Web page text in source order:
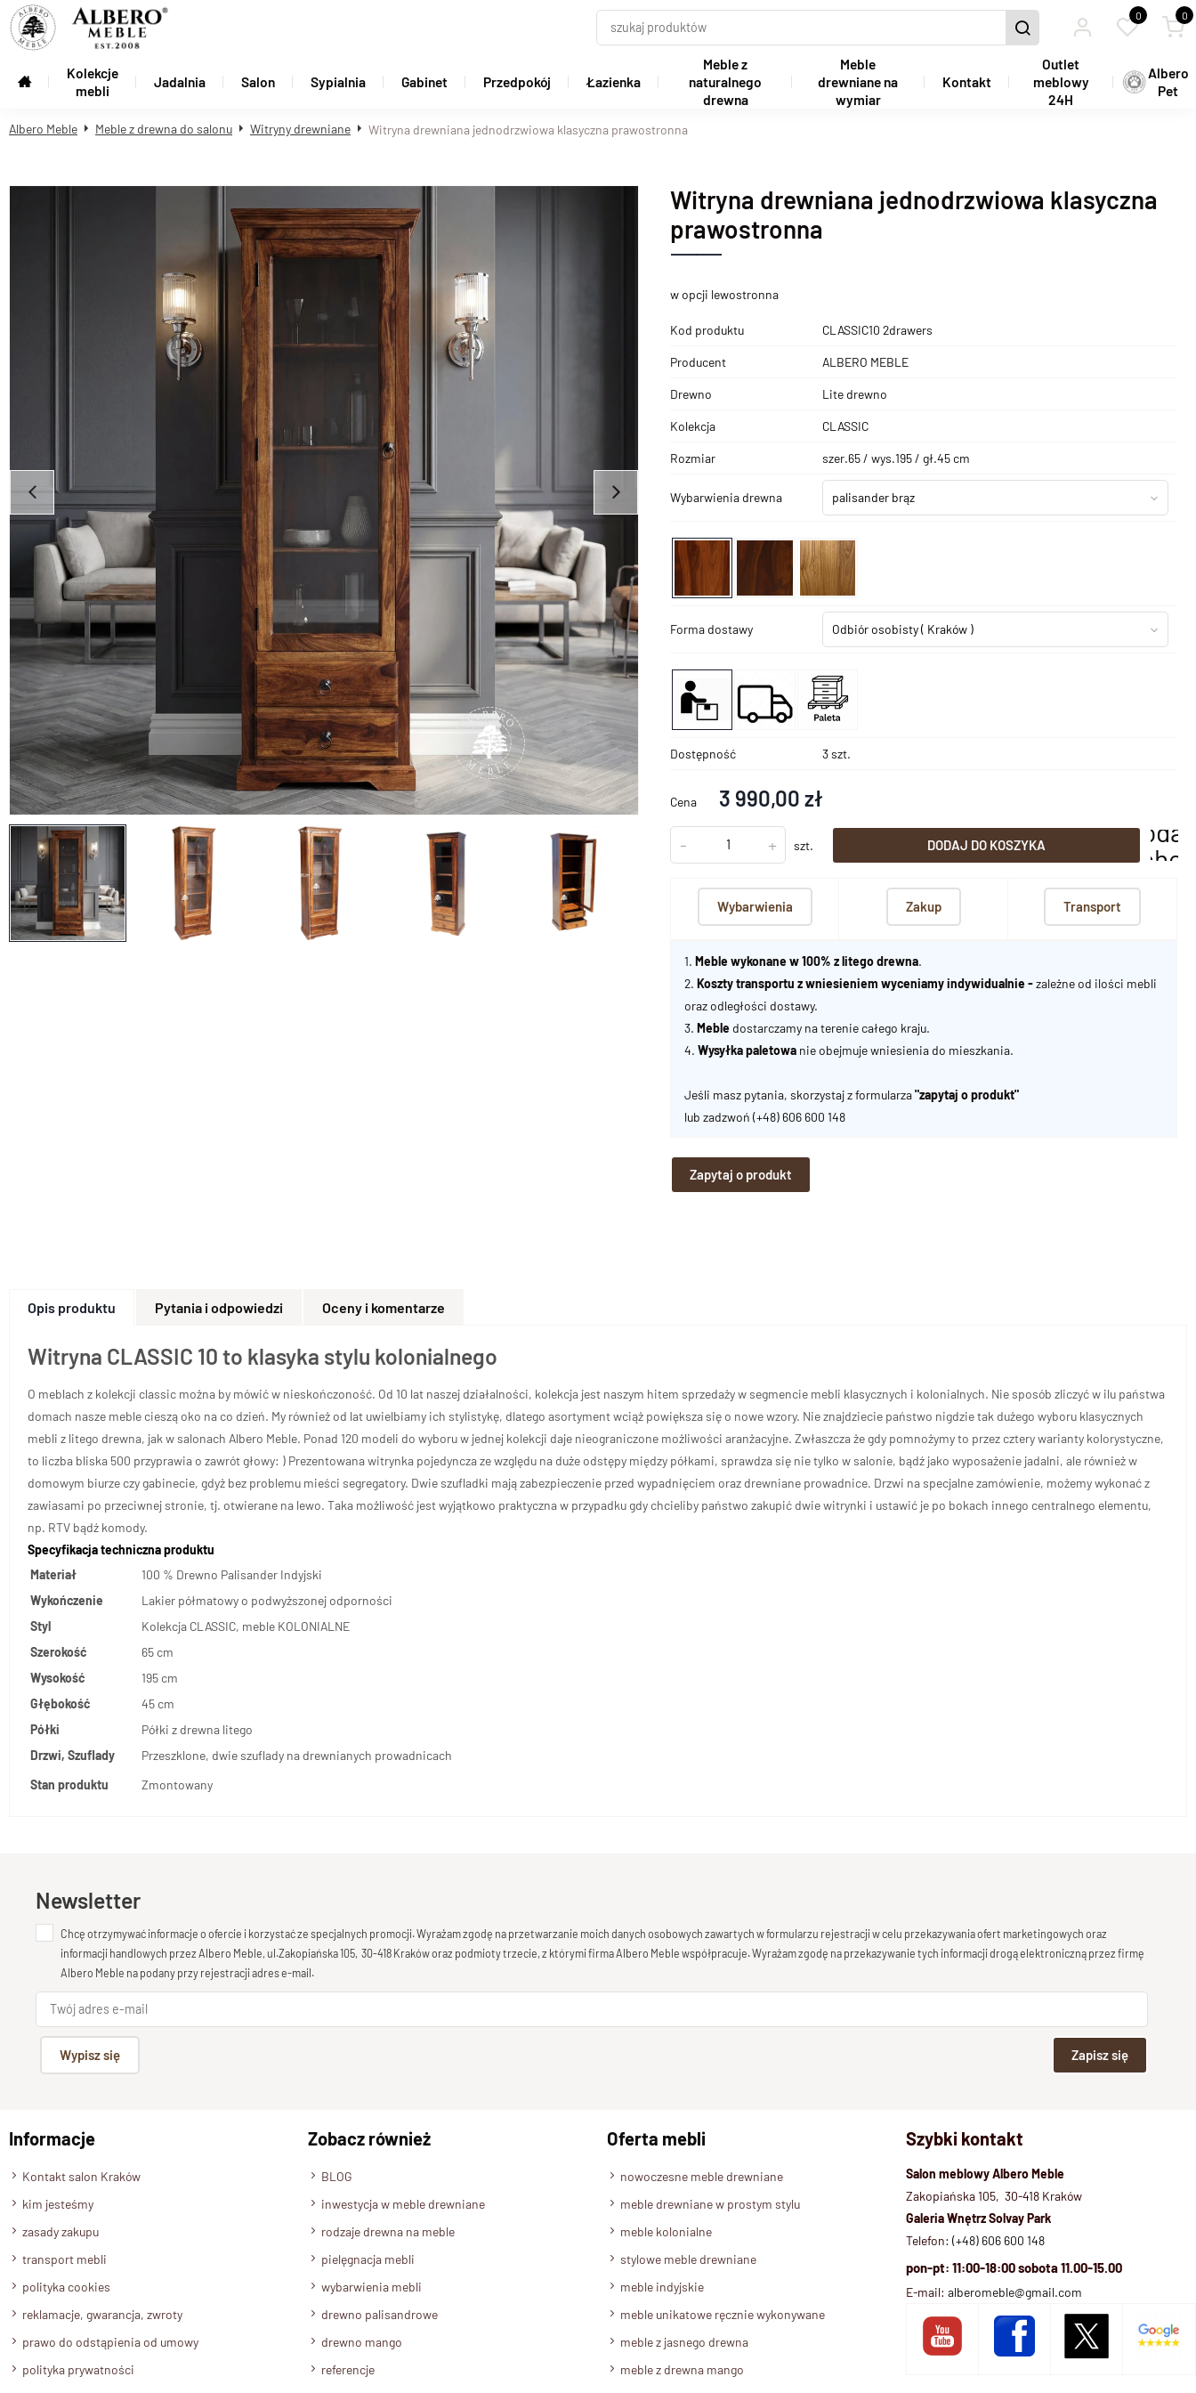
0 0
Kolekcje
mebli
Jadalnia Salon Sypialnia Gabinet Przedpokój Łazienka
Meble z
naturalnego
drewna
Meble
drewniane na
wymiar
Kontakt
Outlet
meblowy
24H
Albero
Pet
Albero Meble Meble z drewna do salonu Witryny drewniane Witryna drewniana jednodrzwiowa klasyczna prawostronna
Witryna drewniana jednodrzwiowa klasyczna
prawostronna
w opcji lewostronna
Kod produktu CLASSIC10 2drawers
Producent ALBERO MEBLE
Drewno Lite drewno
Kolekcja CLASSIC
Rozmiar szer.65 / wys.195 / gł.45 cm
Wybarwienia drewna palisander brąz
Forma dostawy Odbiór osobisty( Kraków )
Dostępność 3 szt.
Cena 3 990,00 zł
- + szt. DODAJ DO KOSZYKA
dodaj
Wybarwienia Zakup Transport
1.Meble wykonane w 100% z litego drewna.
2.Koszty transportu z wniesieniem wyceniamy indywidualnie -zależne od ilości mebli
oraz odległości dostawy.
3.Meble dostarczamy na terenie całego kraju.
4.Wysyłka paletowa nie obejmuje wniesienia do mieszkania.
Jeśli masz pytania, skorzystaj z formularza"zapytaj o produkt"
lub zadzwoń(+48) 606 600 148
Zapytaj o produkt
Opis produktu Pytania i odpowiedzi Oceny i komentarze
Witryna CLASSIC 10 to klasyka stylu kolonialnego
O meblach z kolekcji classic można by mówić w nieskończoność. Od 10 lat naszej działalności, kolekcja jest naszym hitem sprzedaży w segmencie mebli klasycznych i kolonialnych. Nie sposób zliczyć w ilu państwa
domach nasze meble cieszą oko na co dzień. My również od lat uwielbiamy ich stylistykę, dlatego asortyment wciąż powiększa się o nowe wzory. Nie znajdziecie państwo nigdzie tak dużego wyboru klasycznych
mebli z litego drewna, jak w salonach Albero Meble. Ponad 120 modeli do wyboru w jednej kolekcji daje nieograniczone możliwości aranżacyjne. Zwłaszcza że gdy pomnożymy to przez cztery warianty kolorystyczne,
to liczba bliska 500 przyprawia o zawrót głowy: ) Prezentowana witrynka pojedyncza ze względu na duże odstępy między półkami, sprawdza się nie tylko w salonie, bądź jako wyposażenie jadalni, ale również w
domowym biurze czy gabinecie, gdyż bez problemu mieści segregatory. Dwie szufladki mają zabezpieczenie przed wypadnięciem oraz drewniane prowadnice. Drzwi na specjalne zamówienie, możemy wykonać z
zawiasami po przeciwnej stronie, tj. otwierane na lewo. Taka możliwość jest wyjątkowo praktyczna w przypadku gdy chcieliby państwo zakupić dwie witrynki i ustawić je po bokach innego centralnego elementu,
np. RTV bądź komody.
Specyfikacja techniczna produktu
Materiał
100 % Drewno Palisander Indyjski
Wykończenie
Lakier półmatowy o podwyższonej odporności
Styl
Kolekcja CLASSIC, meble KOLONIALNE
Szerokość
65 cm
Wysokość
195 cm
Głębokość
45 cm
Półki
Półki z drewna litego
Drzwi, Szuflady
Przeszklone, dwie szuflady na drewnianych prowadnicach
Stan produktu
Zmontowany
Newsletter
Chcę otrzymywać informacje o ofercie i korzystać ze specjalnych promocji. Wyrażam zgodę na przetwarzanie moich danych osobowych zawartych w formularzu rejestracji w celu przekazywania ofert marketingowych oraz
informacji handlowych przez Albero Meble, ul.Zakopiańska 105, 30-418 Kraków oraz podmioty trzecie, z którymi firma Albero Meble współpracuje. Wyrażam zgodę na przekazywanie tych informacji drogą elektroniczną przez firmę
Albero Meble na podany przy rejestracji adres e-mail.
Wypisz się Zapisz się
Informacje
Kontakt salon Kraków
kim jesteśmy
zasady zakupu
transport mebli
polityka cookies
reklamacje, gwarancja, zwroty
prawo do odstąpienia od umowy
polityka prywatności
Zobacz również
BLOG
inwestycja w meble drewniane
rodzaje drewna na meble
pielęgnacja mebli
wybarwienia mebli
drewno palisandrowe
drewno mango
referencje
Oferta mebli
nowoczesne meble drewniane
meble drewniane w prostym stylu
meble kolonialne
stylowe meble drewniane
meble indyjskie
meble unikatowe ręcznie wykonywane
meble z jasnego drewna
meble z drewna mango
Szybki kontakt
Salon meblowy Albero Meble
Zakopiańska 105, 30-418 Kraków
Galeria Wnętrz Solvay Park
Telefon: (+48) 606 600 148
pon-pt: 11:00-18:00 sobota 11.00-15.00
E-mail: alberomeble@gmail.com